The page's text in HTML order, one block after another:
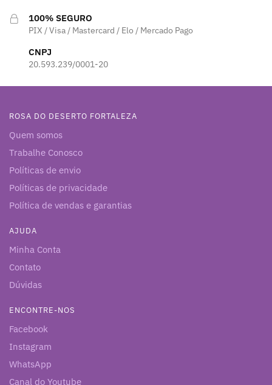
100% SEGURO
PIX / Visa / Mastercard / Elo / Mercado Pago
CNPJ
20.593.239/0001-20
ROSA DO DESERTO FORTALEZA
Quem somos
Trabalhe Conosco
Políticas de envio
Políticas de privacidade
Política de vendas e garantias
AJUDA
Minha Conta
Contato
Dúvidas
ENCONTRE-NOS
Facebook
Instagram
WhatsApp
Canal do Youtube